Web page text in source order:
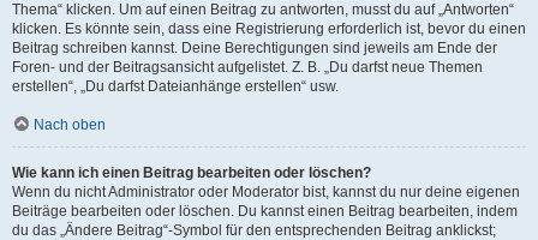
Thema“ klicken. Um auf einen Beitrag zu antworten, musst du auf „Antworten“
klicken. Es könnte sein, dass eine Registrierung erforderlich ist, bevor du einen
Beitrag schreiben kannst. Deine Berechtigungen sind jeweils am Ende der
Foren- und der Beitragsansicht aufgelistet. Z. B. „Du darfst neue Themen
erstellen“, „Du darfst Dateianhänge erstellen“ usw.
Nach oben
Wie kann ich einen Beitrag bearbeiten oder löschen?
Wenn du nicht Administrator oder Moderator bist, kannst du nur deine eigenen
Beiträge bearbeiten oder löschen. Du kannst einen Beitrag bearbeiten, indem
du das „Ändere Beitrag“-Symbol für den entsprechenden Beitrag anklickst;